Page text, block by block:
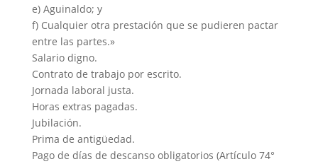
e) Aguinaldo; y
f) Cualquier otra prestación que se pudieren pactar
entre las partes.»
Salario digno.
Contrato de trabajo por escrito.
Jornada laboral justa.
Horas extras pagadas.
Jubilación.
Prima de antigüedad.
Pago de días de descanso obligatorios (Artículo 74°